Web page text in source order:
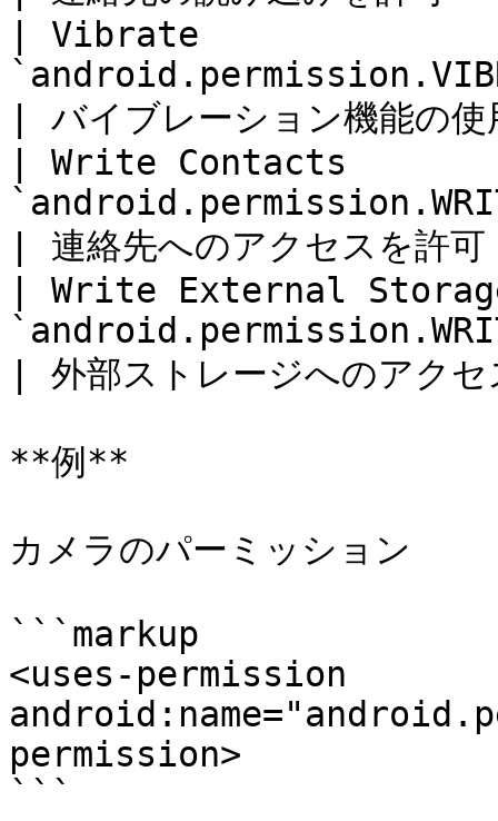
| Vibrate
| バイブレーション機
| Write Contacts
| 連絡先へのアクセス
| Write External
| 外部ストレージへのア
**例**
カメラのパーミッション
```markup
<uses-permission
permission>
```